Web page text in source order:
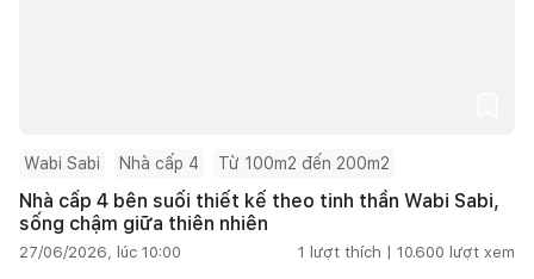
Wabi Sabi Nhà cấp 4 Từ 100m2 đến 200m2
Nhà cấp 4 bên suối thiết kế theo tinh thần Wabi Sabi,
sống chậm giữa thiên nhiên
27/06/2026, lúc 10:00 1 lượt thích | 10.600 lượt xem